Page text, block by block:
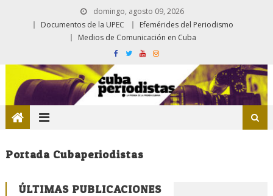
domingo, agosto 09, 2026
Documentos de la UPEC
Efemérides del Periodismo
Medios de Comunicación en Cuba
Portada Cubaperiodistas
ÚLTIMAS PUBLICACIONES